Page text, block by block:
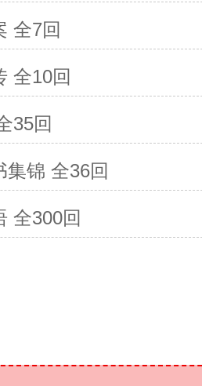
全7回
全10回
35回
集锦 全36回
全300回